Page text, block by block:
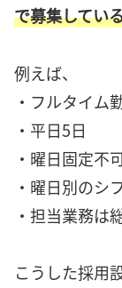
で募集してい
例えば、
・フルタイム
・平日5日
・曜日固定不
・曜日別のシ
・担当業務は
こうした採用